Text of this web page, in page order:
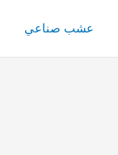
عشب صناعي